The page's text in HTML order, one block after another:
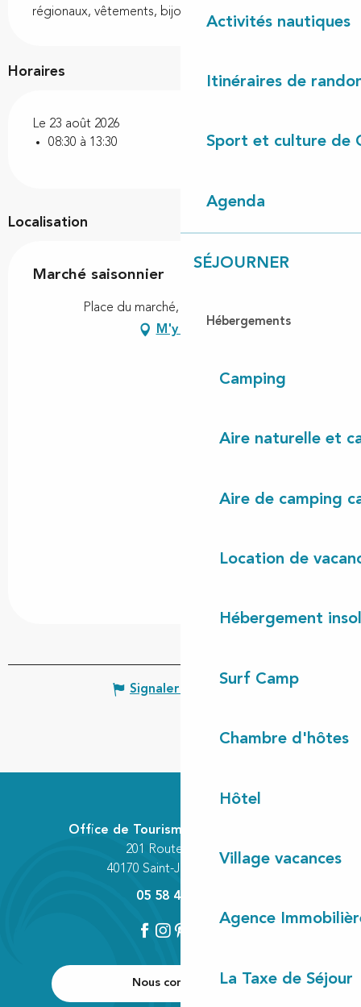
Activités nautiques
Itinéraires de
Sport et culture de
Agenda
SÉJOURNER
Hébergements
Camping
Aire naturelle et
Aire de camping
Location de
Hébergement
Surf Camp
Chambre d'hôtes
Hôtel
Village vacances
Agence
La Taxe de Séjour
régionaux, vêtements, bijoux et décoration.
Horaires
Le 23 août 2026
08:30 à 13:30
Localisation
Marché saisonnier
Place du marché, 40170 Lit-et-Mixe
M'y rendre
Signaler une erreur
Nous contacter
Office de Tourisme Communautaire
201 Route des Lacs
40170 Saint-Julien-en-Born
05 58 42 89 80